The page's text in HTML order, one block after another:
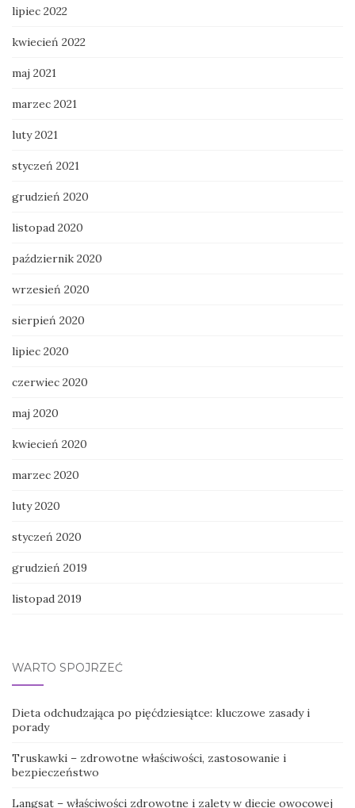
lipiec 2022
kwiecień 2022
maj 2021
marzec 2021
luty 2021
styczeń 2021
grudzień 2020
listopad 2020
październik 2020
wrzesień 2020
sierpień 2020
lipiec 2020
czerwiec 2020
maj 2020
kwiecień 2020
marzec 2020
luty 2020
styczeń 2020
grudzień 2019
listopad 2019
WARTO SPOJRZEĆ
Dieta odchudzająca po pięćdziesiątce: kluczowe zasady i
porady
Truskawki – zdrowotne właściwości, zastosowanie i
bezpieczeństwo
Langsat – właściwości zdrowotne i zalety w diecie owocowej